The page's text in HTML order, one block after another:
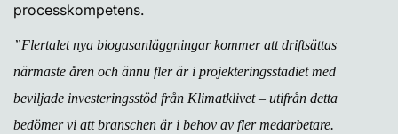
processkompetens.
”Flertalet nya biogasanläggningar kommer att driftsättas
närmaste åren och ännu fler är i projekteringsstadiet med
beviljade investeringsstöd från Klimatklivet – utifrån detta
bedömer vi att branschen är i behov av fler medarbetare.